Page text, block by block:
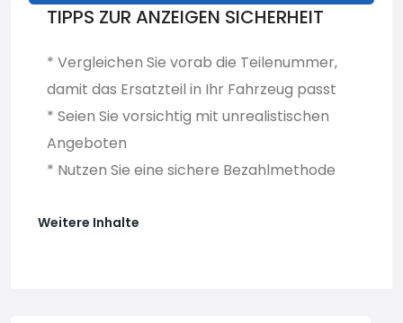
TIPPS ZUR ANZEIGEN SICHERHEIT
* Vergleichen Sie vorab die Teilenummer,
damit das Ersatzteil in Ihr Fahrzeug passt
* Seien Sie vorsichtig mit unrealistischen
Angeboten
* Nutzen Sie eine sichere Bezahlmethode
Weitere Inhalte